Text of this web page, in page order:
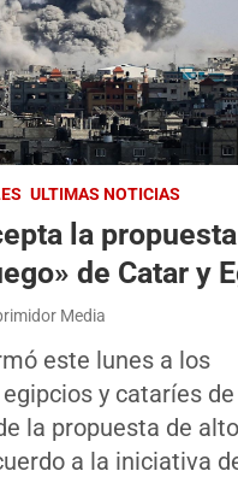
ULTIMAS NOTICIAS
la
de Catar y
Media
este lunes a los
y cataríes de
la propuesta de
a la iniciativa